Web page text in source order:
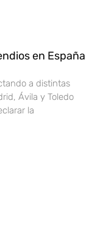
en España
a distintas
Ávila y Toledo
la